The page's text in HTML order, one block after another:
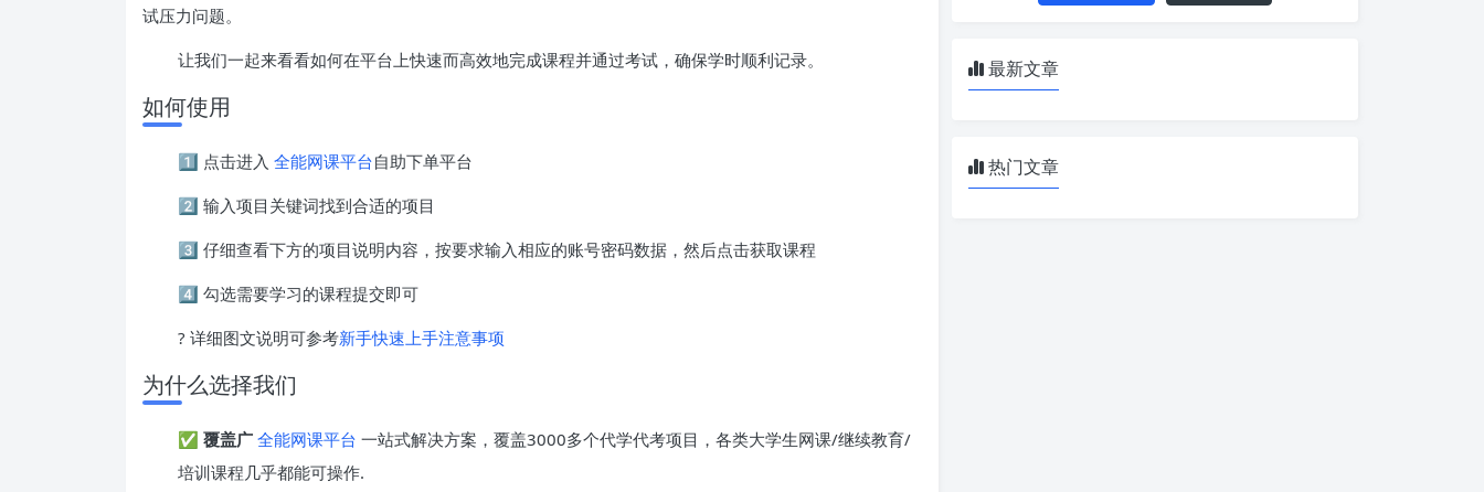
试压力问题。
让我们一起来看看如何在平台上快速而高效地完成课程并通过考试，确保学时顺利记录。
如何使用
1️⃣ 点击进入 全能网课平台自助下单平台
2️⃣ 输入项目关键词找到合适的项目
3️⃣ 仔细查看下方的项目说明内容，按要求输入相应的账号密码数据，然后点击获取课程
4️⃣ 勾选需要学习的课程提交即可
? 详细图文说明可参考新手快速上手注意事项
为什么选择我们
✅ 覆盖广 全能网课平台 一站式解决方案，覆盖3000多个代学代考项目，各类大学生网课/继续教育/
培训课程几乎都能可操作.
最新文章
热门文章